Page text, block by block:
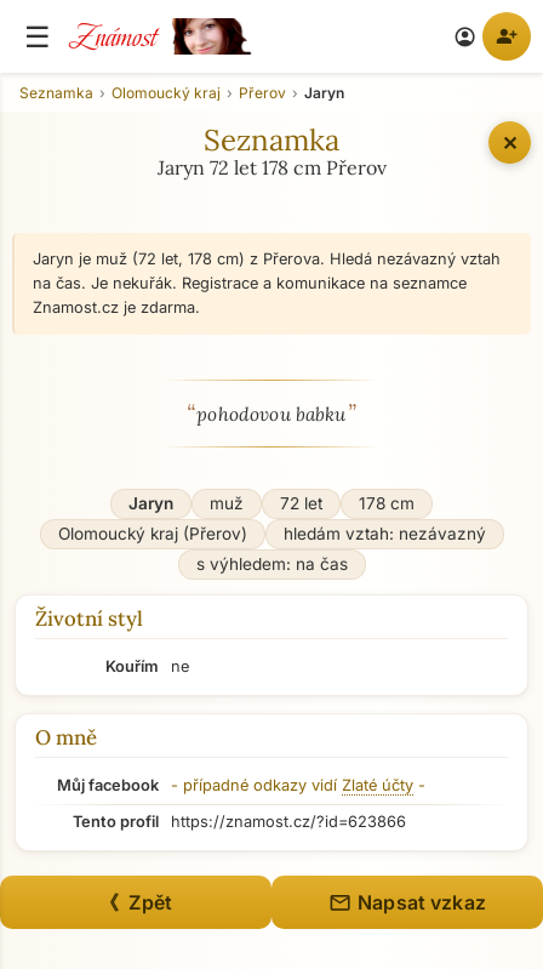
☰ Známost account_circle person_add
✕
Seznamka Olomoucký kraj Přerov Jaryn
Seznamka
Jaryn 72 let 178 cm Přerov
Jaryn je muž (72 let, 178 cm) z Přerova. Hledá nezávazný vztah
na čas. Je nekuřák. Registrace a komunikace na seznamce
Znamost.cz je zdarma.
O mně - seznamka profil
“pohodovou babku”
Jaryn muž 72 let
178 cm
Olomoucký kraj (Přerov)
hledám vztah: nezávazný
s výhledem: na čas
Životní styl
Kouřím ne
O mně
Můj facebook - případné odkazy vidí Zlaté účty -
Tento profil
https://znamost.cz/?id=623866
《 Zpět mail Napsat vzkaz